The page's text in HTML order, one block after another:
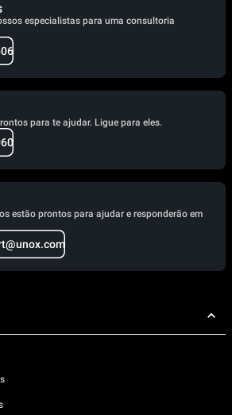
especialistas para uma consultoria
para te ajudar. Ligue para eles.
estão prontos para ajudar e responderão em